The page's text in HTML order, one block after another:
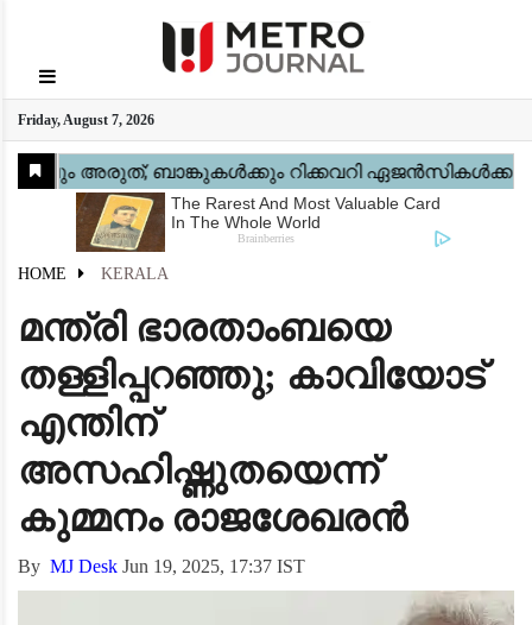
Friday, August 7, 2026
GO
Home
Kerala
National
Gulf
World
Sports
Movies
Health
Automobile
Travel
Education
Novel
Business
Technology
Webstory
HOME KERALA
മന്ത്രി ഭാരതാംബയെ
തള്ളിപ്പറഞ്ഞു; കാവിയോട്
എന്തിന്
അസഹിഷ്ണുതയെന്ന്
കുമ്മനം രാജശേഖരൻ
By MJ Desk Jun 19, 2025, 17:37 IST